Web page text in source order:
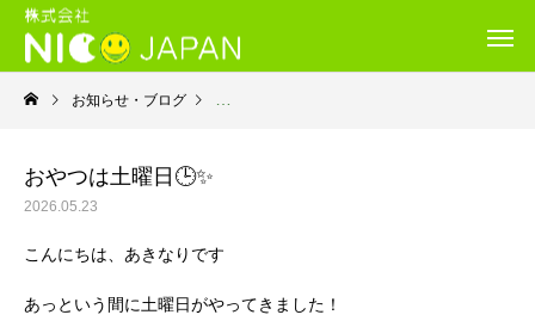
お知らせ・ブログ 就労継続支援Ｂ型・ニコプレイス
おやつは土曜日🕒✨
2026.05.23
こんにちは、あきなりです
あっという間に土曜日がやってきました！